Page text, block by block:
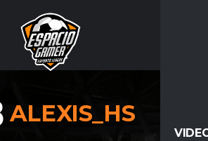
ALEXIS_HS